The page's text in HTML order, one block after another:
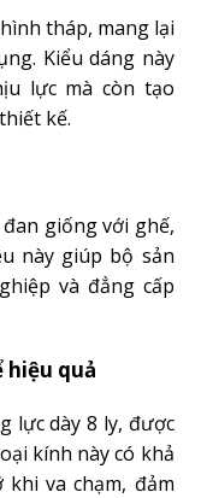
tháp, mang lại
Kiểu dáng này
lực mà còn tạo
kế.
giống với ghế,
này giúp bộ sản
và đẳng cấp
hiệu quả
lực dày 8 ly, được
kính này có khả
va chạm, đảm